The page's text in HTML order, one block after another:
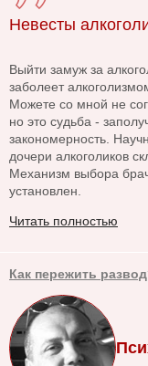
Невесты
Выйти замуж за
заболеет
Можете со мной не
но это судьба -
закономерность.
дочери алкоголиков
Механизм выбора
установлен.
Читать полностью
Как пережить